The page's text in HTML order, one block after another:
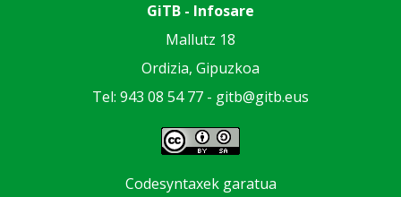
GiTB - Infosare
Mallutz 18
Ordizia, Gipuzkoa
Tel: 943 08 54 77 - gitb@gitb.eus
Codesyntaxek garatua